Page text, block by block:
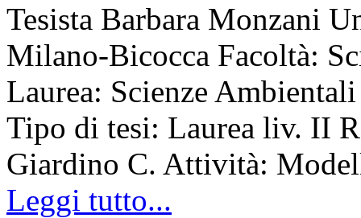
Tesista Barbara Monzani
Milano-Bicocca Facoltà:
Laurea: Scienze
Tipo di tesi: Laurea liv. II
Giardino C. Attività:
Leggi tutto...